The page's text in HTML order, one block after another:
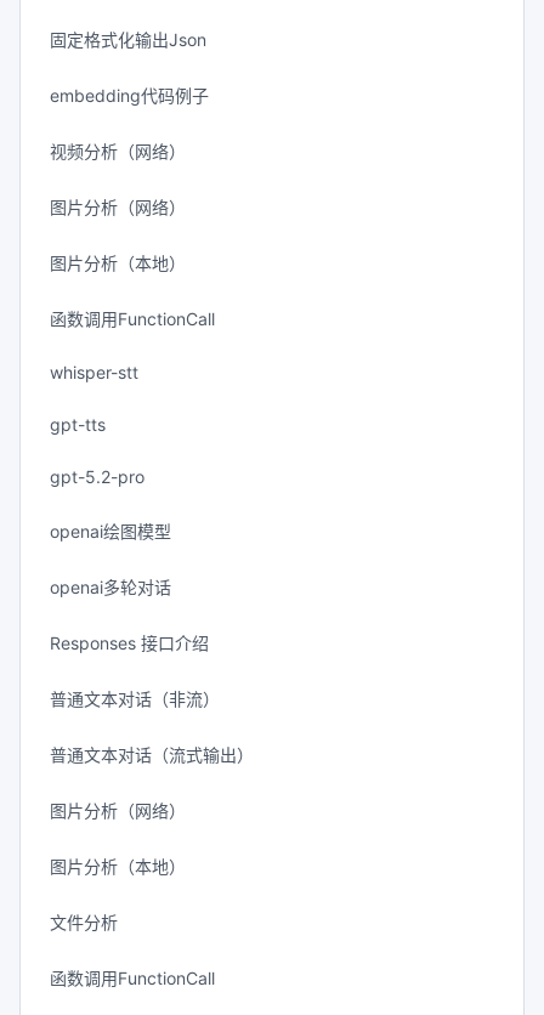
固定格式化输出Json
embedding代码例子
视频分析（网络）
图片分析（网络）
图片分析（本地）
函数调用FunctionCall
whisper-stt
gpt-tts
gpt-5.2-pro
openai绘图模型
openai多轮对话
Responses 接口介绍
普通文本对话（非流）
普通文本对话（流式输出）
图片分析（网络）
图片分析（本地）
文件分析
函数调用FunctionCall